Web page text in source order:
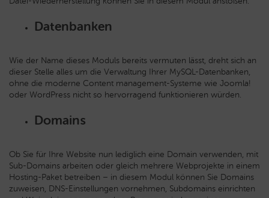
Datenbanken
Wie der Name dieses Moduls bereits vermuten lässt, dreht sich an
dieser Stelle alles um die Verwaltung Ihrer MySQL-Datenbanken,
ohne die moderne Content management-Systeme wie Joomla!
oder WordPress nicht so hervorragend funktionieren würden.
Domains
Ob Sie für Ihre Website nun lediglich eine Domain verwenden, mit
Sub-Domains arbeiten oder gleich mehrere Webprojekte in einem
Hosting-Paket betreiben – in diesem Modul können Sie Domains
zuweisen, DNS-Einstellungen vornehmen, Subdomains einrichten